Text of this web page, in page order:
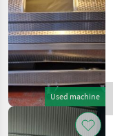
Used machine